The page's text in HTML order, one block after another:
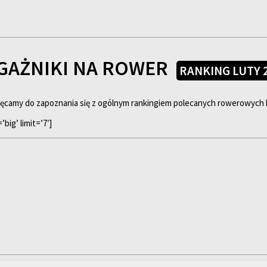
NA ROWER RANKING LUTY
do zapoznania się z ogólnym rankingiem polecanych rowerowych
limit=’7′]